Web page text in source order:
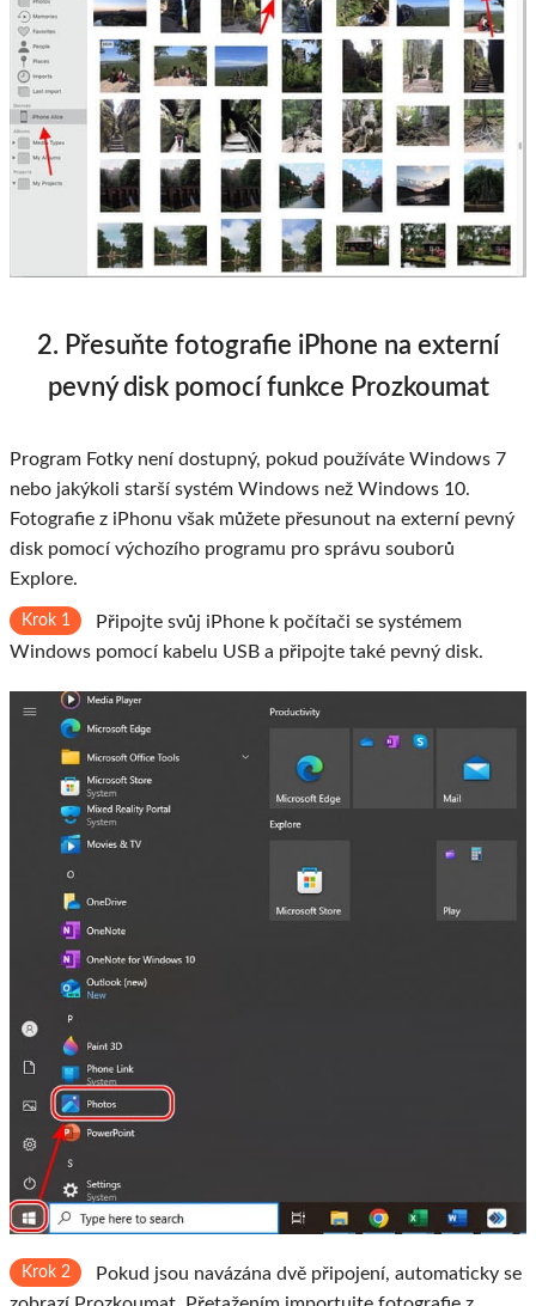
2. Přesuňte fotografie iPhone na externí
pevný disk pomocí funkce Prozkoumat
Program Fotky není dostupný, pokud používáte Windows 7
nebo jakýkoli starší systém Windows než Windows 10.
Fotografie z iPhonu však můžete přesunout na externí pevný
disk pomocí výchozího programu pro správu souborů
Explore.
Krok 1
Připojte svůj iPhone k počítači se systémem
Windows pomocí kabelu USB a připojte také pevný disk.
Krok 2
Pokud jsou navázána dvě připojení, automaticky se